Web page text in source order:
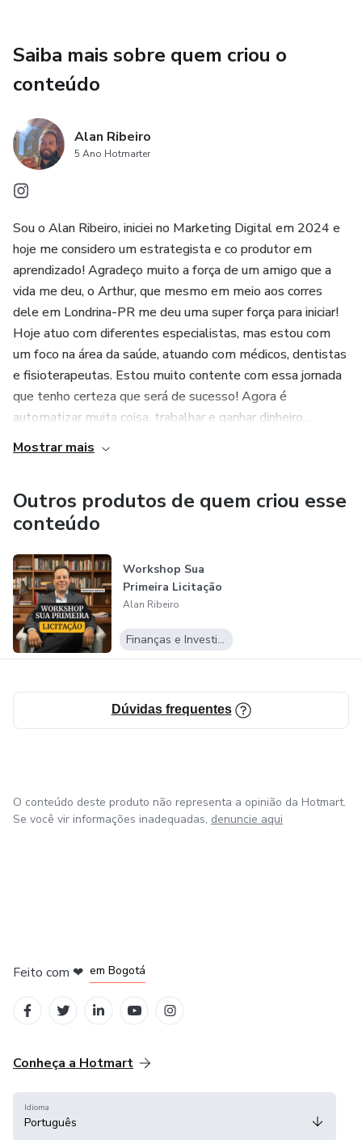
Saiba mais sobre quem criou o
conteúdo
Alan Ribeiro
5 Ano Hotmarter
Sou o Alan Ribeiro, iniciei no Marketing Digital em 2024 e
hoje me considero um estrategista e co produtor em
aprendizado! Agradeço muito a força de um amigo que a
vida me deu, o Arthur, que mesmo em meio aos corres
dele em Londrina-PR me deu uma super força para iniciar!
Hoje atuo com diferentes especialistas, mas estou com
um foco na área da saúde, atuando com médicos, dentistas
e fisioterapeutas. Estou muito contente com essa jornada
que tenho certeza que será de sucesso! Agora é
automatizar muita coisa, trabalhar e ganhar dinheiro...
Mostrar mais
Outros produtos de quem criou esse
conteúdo
Workshop Sua
Primeira Licitação
Alan Ribeiro
Finanças e Investimentos
Dúvidas frequentes
O conteúdo deste produto não representa a opinião da Hotmart.
Se você vir informações inadequadas, denuncie aqui
Feito com ❤ em Bogotá
Conheça a Hotmart
Idioma
Português